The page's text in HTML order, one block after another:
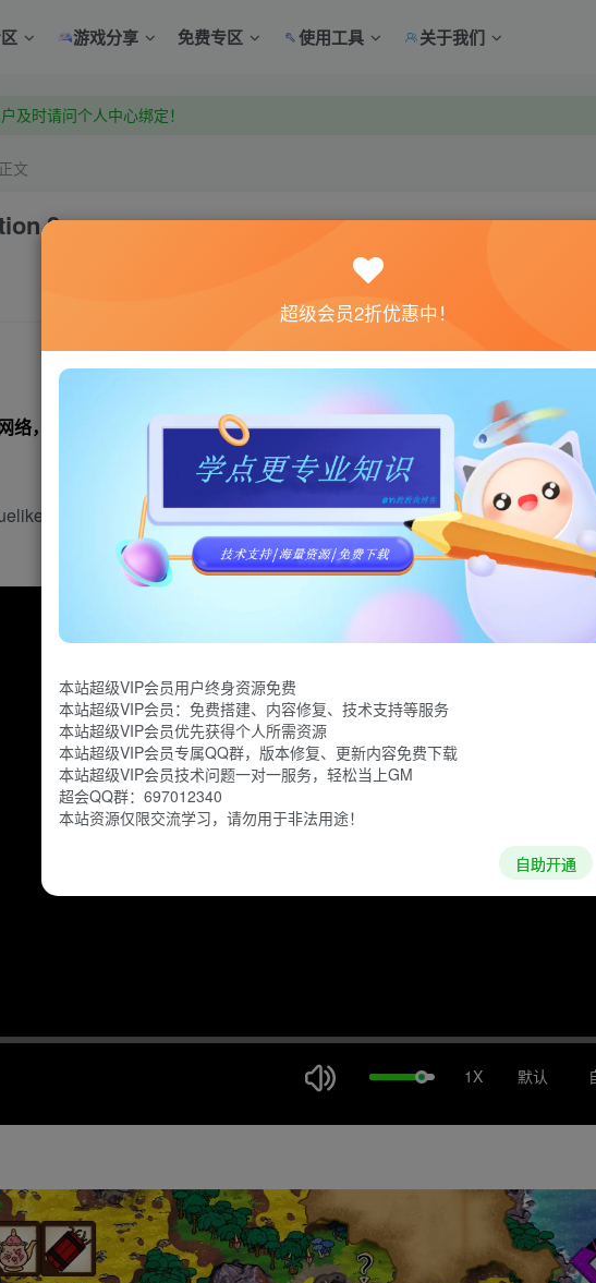
游戏分享 免费专区 使用工具 关于我们
正文
2
，仅供试玩体验。如果您喜欢该游戏内容，请支持正版 →→→正版购买
探险游戏。玩家需要管理好资源和同伴，才能保持神志清醒并赢得荣耀
1X 默认
超级会员2折优惠中！
本站超级VIP会员用户终身资源免费
本站超级VIP会员：免费搭建、内容修复、技术支持等服务
本站超级VIP会员优先获得个人所需资源
本站超级VIP会员专属QQ群，版本修复、更新内容免费下载
本站超级VIP会员技术问题一对一服务，轻松当上GM
超会QQ群：697012340
本站资源仅限交流学习，请勿用于非法用途！
自助开通